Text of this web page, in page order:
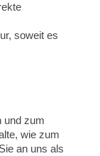
soweit es
und zum
wie zum
an uns als